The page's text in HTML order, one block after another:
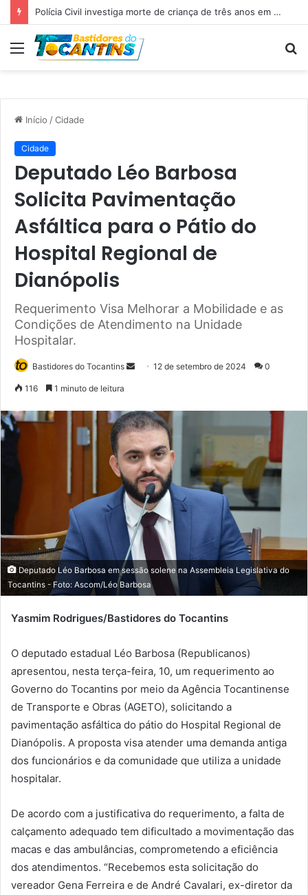
Polícia Civil investiga morte de criança de três anos em Palmas; pai é suspeito de agressão
Menu
Início /Cidade
Cidade
Deputado Léo Barbosa
Solicita Pavimentação
Asfáltica para o Pátio do
Hospital Regional de
Dianópolis
Requerimento Visa Melhorar a Mobilidade e as
Condições de Atendimento na Unidade
Hospitalar.
Bastidores do Tocantins
d
e
u
m
e
-
m
a
12 de setembro de 2024 0
116 1 minuto de leitura
Deputado Léo Barbosa em sessão solene na Assembleia Legislativa do
Tocantins - Foto: Ascom/Léo Barbosa
Yasmim Rodrigues/Bastidores do Tocantins
O deputado estadual Léo Barbosa (Republicanos)
apresentou, nesta terça-feira, 10, um requerimento ao
Governo do Tocantins por meio da Agência Tocantinense
de Transporte e Obras (AGETO), solicitando a
pavimentação asfáltica do pátio do Hospital Regional de
Dianópolis. A proposta visa atender uma demanda antiga
dos funcionários e da comunidade que utiliza a unidade
hospitalar.
De acordo com a justificativa do requerimento, a falta de
calçamento adequado tem dificultado a movimentação das
macas e das ambulâncias, comprometendo a eficiência
dos atendimentos. “Recebemos esta solicitação do
vereador Gena Ferreira e de André Cavalari, ex-diretor da